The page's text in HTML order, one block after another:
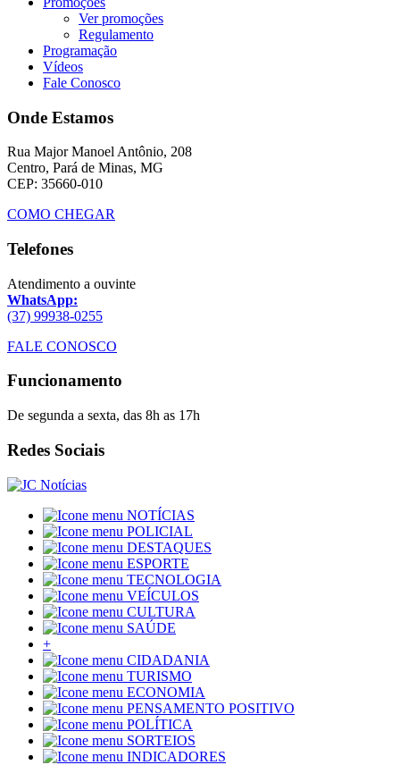
Ver promoções
Regulamento
Programação
Vídeos
Fale Conosco
Onde Estamos
Rua Major Manoel Antônio, 208
Centro, Pará de Minas, MG
CEP: 35660-010
COMO CHEGAR
Telefones
Atendimento a ouvinte
WhatsApp:
(37) 99938-0255
FALE CONOSCO
Funcionamento
De segunda a sexta, das 8h as 17h
Redes Sociais
NOTÍCIAS
POLICIAL
DESTAQUES
ESPORTE
TECNOLOGIA
VEÍCULOS
CULTURA
SAÚDE
+
CIDADANIA
TURISMO
ECONOMIA
PENSAMENTO POSITIVO
POLÍTICA
SORTEIOS
INDICADORES